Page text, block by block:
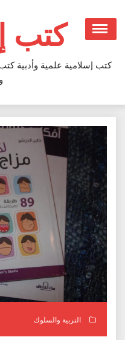
content
كتب
كتب إسلامية علمية وأدبية
التربية والسلوك